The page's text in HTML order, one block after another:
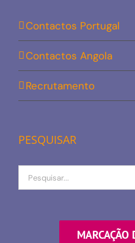
Contactos Portugal
Contactos Angola
Recrutamento
PESQUISAR
Procurar
por
MARCAÇÃO